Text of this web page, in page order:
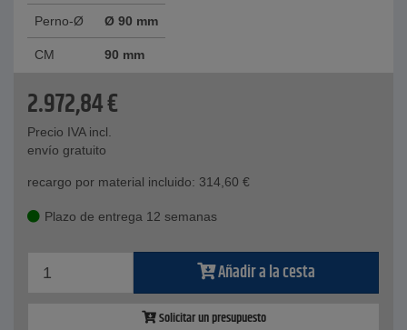
Perno-Ø Ø 90 mm
CM 90 mm
2.972,84€
Precio IVA incl.
envío gratuito
recargo por material incluido: 314,60 €
Plazo de entrega 12 semanas
Añadir a la cesta
Solicitar un presupuesto